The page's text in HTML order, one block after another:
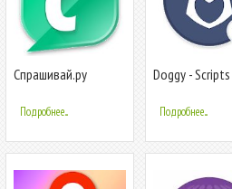
Спрашивай.ру
Подробнее...
Doggy -
Подробнее...